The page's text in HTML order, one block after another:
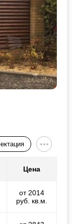
Цена
от 2014
руб. кв.м.